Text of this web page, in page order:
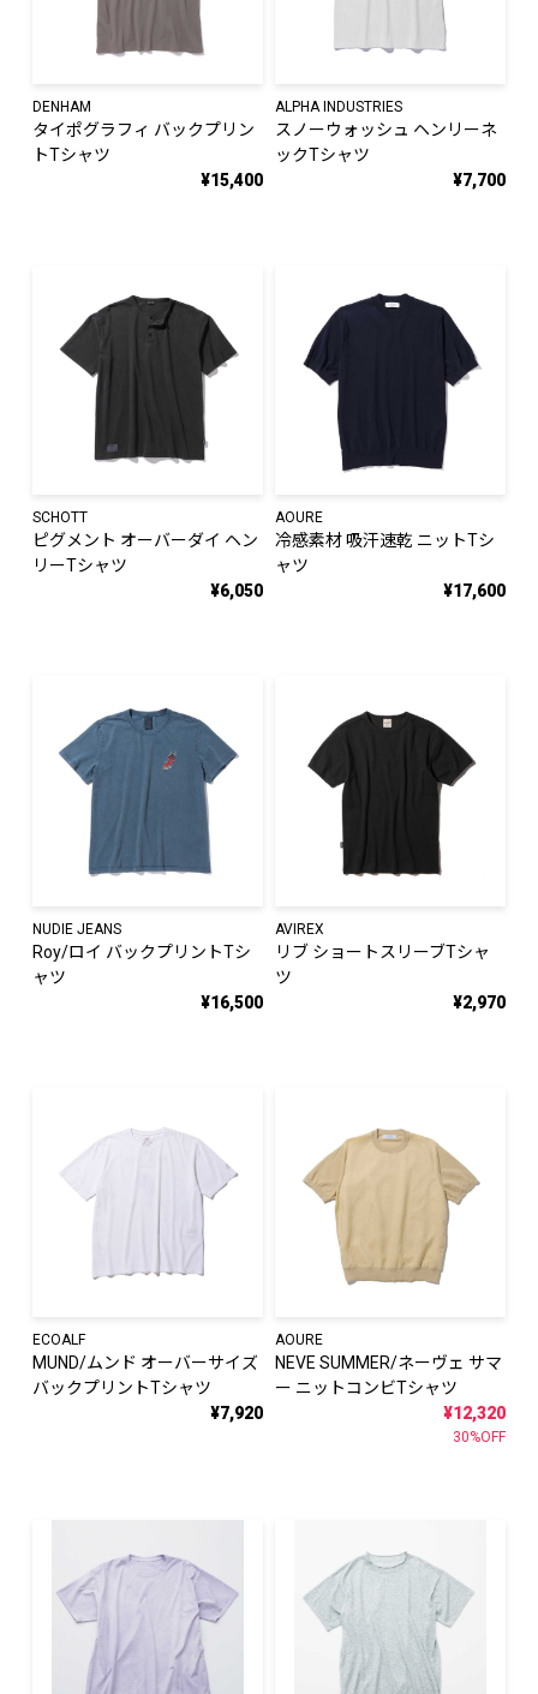
DENHAM
タイポグラフィ バックプリン
トTシャツ
¥15,400
ALPHA INDUSTRIES
スノーウォッシュ ヘンリーネ
ックTシャツ
¥7,700
SCHOTT
ピグメント オーバーダイ ヘン
リーTシャツ
¥6,050
AOURE
冷感素材 吸汗速乾 ニットTシ
ャツ
¥17,600
NUDIE JEANS
Roy/ロイ バックプリントTシ
ャツ
¥16,500
AVIREX
リブ ショートスリーブTシャ
ツ
¥2,970
ECOALF
MUND/ムンド オーバーサイズ
バックプリントTシャツ
¥7,920
AOURE
NEVE SUMMER/ネーヴェ サマ
ー ニットコンビTシャツ
¥12,320
30%OFF